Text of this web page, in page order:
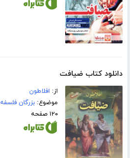
دانلود کتاب ضیافت
از: افلاطون
موضوع:بزرگان فلسفه
۱۲۰ صفحه